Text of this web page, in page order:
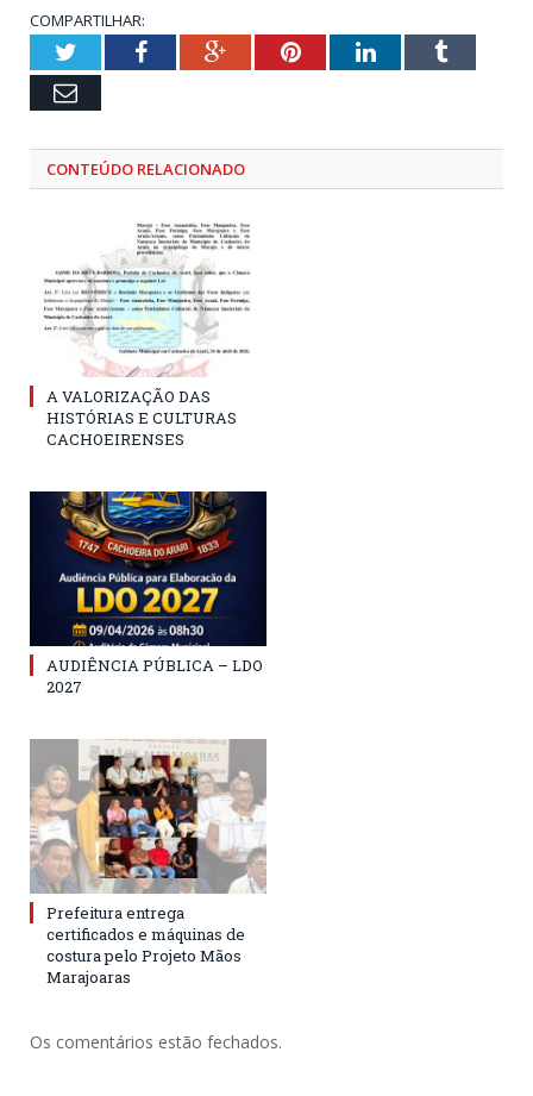
COMPARTILHAR:
TwitterFacebookGoogle+PinterestLinkedInTumblr
Email
CONTEÚDO RELACIONADO
A VALORIZAÇÃO DAS
HISTÓRIAS E CULTURAS
CACHOEIRENSES
AUDIÊNCIA PÚBLICA – LDO
2027
Prefeitura entrega
certificados e máquinas de
costura pelo Projeto Mãos
Marajoaras
Os comentários estão fechados.